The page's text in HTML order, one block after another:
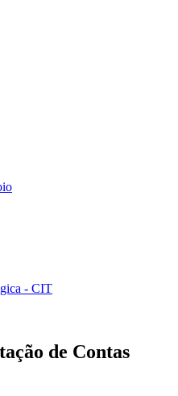
- CIT
de Contas